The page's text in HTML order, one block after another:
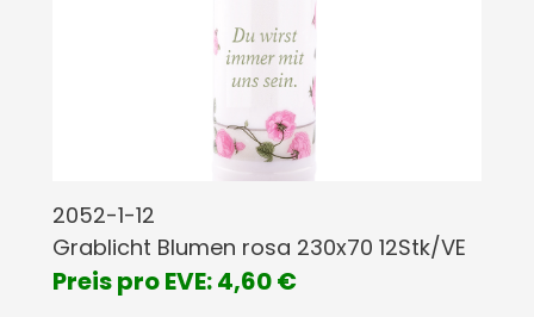
2052-1-12
Grablicht Blumen rosa 230x70 12Stk/VE
Preis pro EVE: 4,60 €